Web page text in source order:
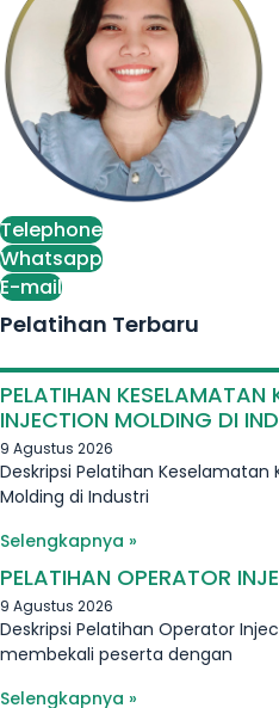
Telephone
Whatsapp
E-mail
Pelatihan Terbaru
PELATIHAN KESELAMATAN
INJECTION MOLDING DI
9 Agustus 2026
Deskripsi Pelatihan
Molding di Industri
Selengkapnya »
PELATIHAN OPERATOR
9 Agustus 2026
Deskripsi Pelatihan Operator
membekali peserta dengan
Selengkapnya »